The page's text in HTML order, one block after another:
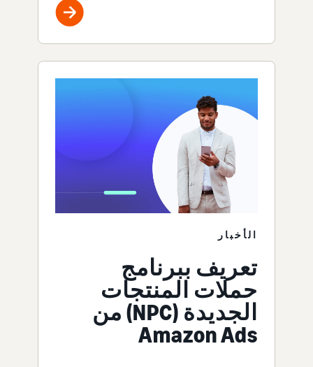
الأخبار
تعريف ببرنامج
حملات المنتجات
الجديدة (NPC) من
Amazon Ads